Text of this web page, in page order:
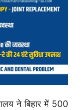
ने बिहार में 500